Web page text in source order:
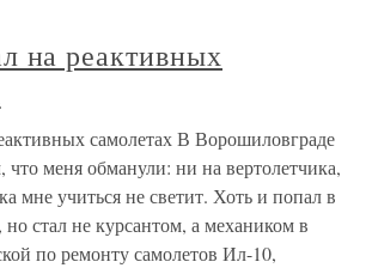
на реактивных
самолетах В Ворошиловграде
что меня обманули: ни на вертолетчика,
мне учиться не светит. Хоть и попал в
стал не курсантом, а механиком в
по ремонту самолетов Ил-10,